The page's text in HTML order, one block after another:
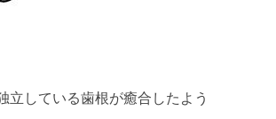
立している歯根が癒合したよう